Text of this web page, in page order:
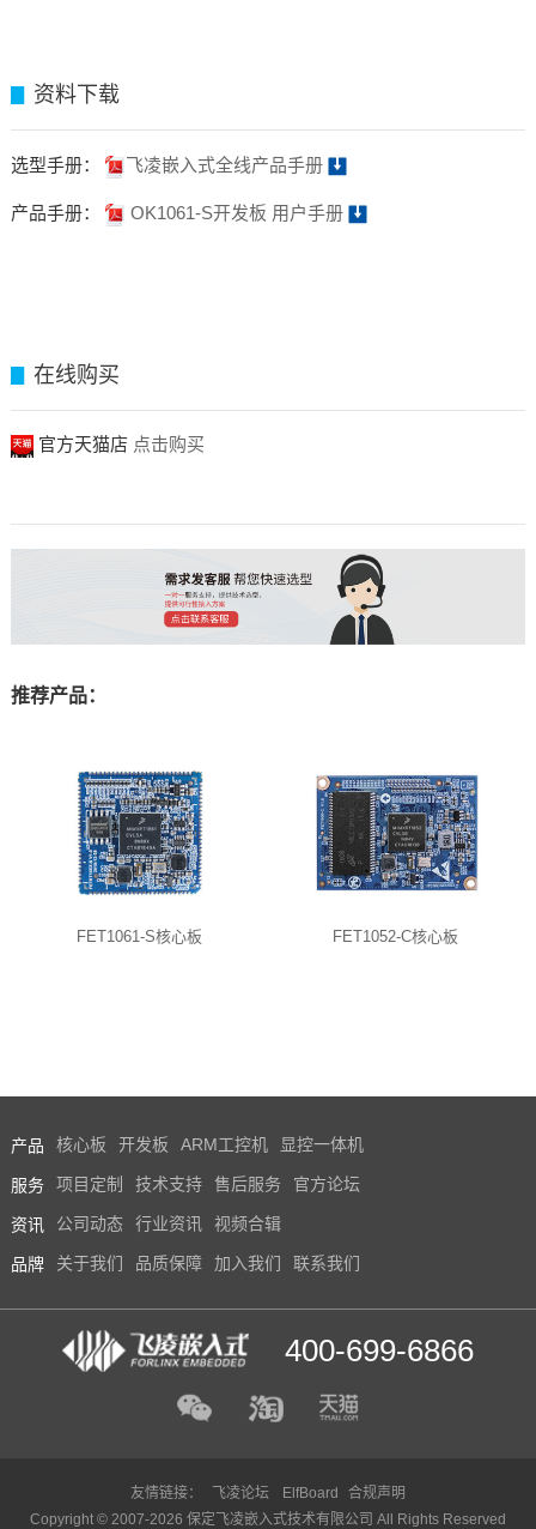
资料下载
选型手册： 飞凌嵌入式全线产品手册
产品手册： OK1061-S开发板 用户手册
在线购买
官方天猫店 点击购买
推荐产品：
FET1061-S核心板 FET1052-C核心板
产品 核心板 开发板 ARM工控机 显控一体机
服务 项目定制 技术支持 售后服务 官方论坛
资讯 公司动态 行业资讯 视频合辑
品牌 关于我们 品质保障 加入我们 联系我们
400-699-6866
友情链接： 飞凌论坛 ElfBoard
合规声明
Copyright © 2007-2026 保定飞凌嵌入式技术有限公司 All Rights Reserved